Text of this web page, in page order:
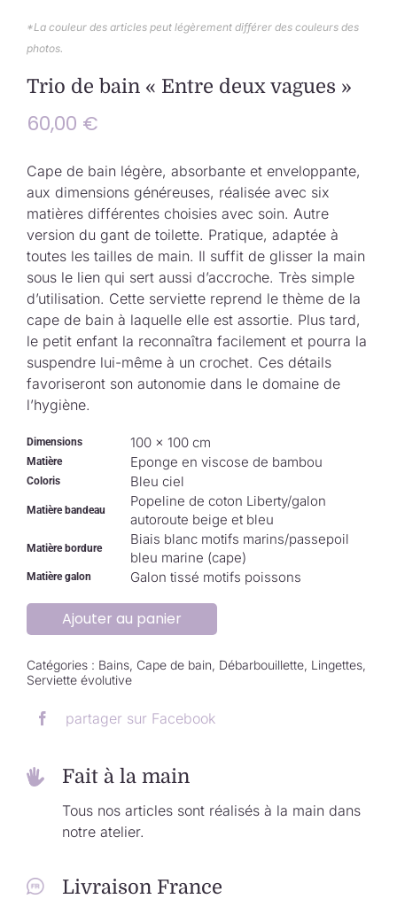
Panier
*La couleur des articles peut légèrement différer des couleurs des
photos.
Trio de bain « Entre deux vagues »
60,00 €
Cape de bain légère, absorbante et enveloppante,
aux dimensions généreuses, réalisée avec six
matières différentes choisies avec soin. Autre
version du gant de toilette. Pratique, adaptée à
toutes les tailles de main. Il suffit de glisser la main
sous le lien qui sert aussi d’accroche. Très simple
d’utilisation. Cette serviette reprend le thème de la
cape de bain à laquelle elle est assortie. Plus tard,
le petit enfant la reconnaîtra facilement et pourra la
suspendre lui-même à un crochet. Ces détails
favoriseront son autonomie dans le domaine de
l’hygiène.
Dimensions 100 × 100 cm
Matière Eponge en viscose de bambou
Coloris Bleu ciel
Matière bandeau
Popeline de coton Liberty/galon
autoroute beige et bleu
Matière bordure
Biais blanc motifs marins/passepoil
bleu marine (cape)
Matière galon Galon tissé motifs poissons
Ajouter au panier
Catégories : Bains, Cape de bain, Débarbouillette, Lingettes,
Serviette évolutive
partager sur Facebook
Fait à la main
Tous nos articles sont réalisés à la main dans
notre atelier.
Livraison France